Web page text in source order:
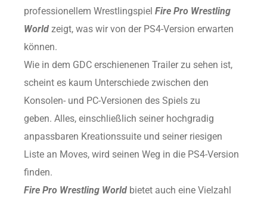
professionellem Wrestlingspiel Fire Pro Wrestling
World zeigt, was wir von der PS4-Version erwarten
können.
Wie in dem GDC erschienenen Trailer zu sehen ist,
scheint es kaum Unterschiede zwischen den
Konsolen- und PC-Versionen des Spiels zu
geben. Alles, einschließlich seiner hochgradig
anpassbaren Kreationssuite und seiner riesigen
Liste an Moves, wird seinen Weg in die PS4-Version
finden.
Fire Pro Wrestling World bietet auch eine Vielzahl